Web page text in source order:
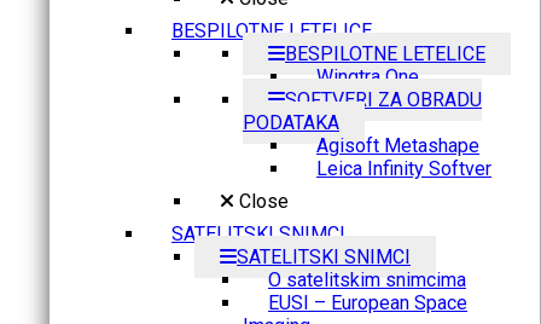
BESPILOTNE LETELICE
BESPILOTNE LETELICE
Wingtra One
SOFTVERI ZA OBRADU
PODATAKA
Agisoft Metashape
Leica Infinity Softver
Close
SATELITSKI SNIMCI
SATELITSKI SNIMCI
O satelitskim snimcima
EUSI – European Space